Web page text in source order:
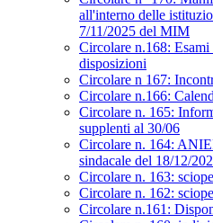
all'interno delle
7/11/2025 del MIM
Circolare n.168:
disposizioni
Circolare n 167:
Circolare n.166:
Circolare n. 165:
supplenti al 30/06
Circolare n. 164:
sindacale del 18/12/
Circolare n. 163:
Circolare n. 162:
Circolare n.161: